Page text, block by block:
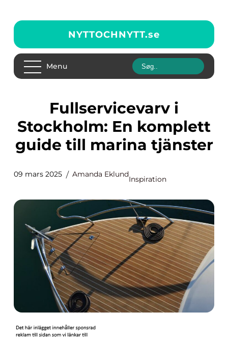
NYTTOCHNYTT.se
Menu
Fullservicevarv i
Stockholm: En komplett
guide till marina tjänster
09 mars 2025 Amanda Eklund
Inspiration